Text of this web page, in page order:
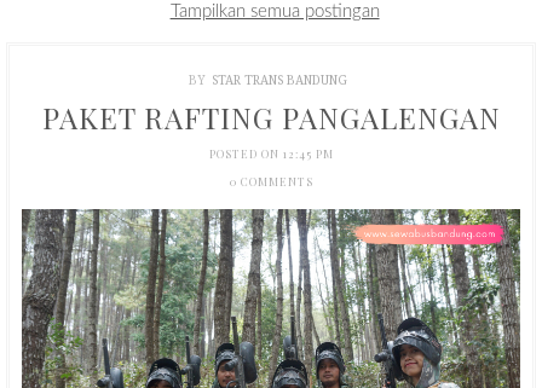
Tampilkan semua postingan
BY STAR TRANS BANDUNG
PAKET RAFTING PANGALENGAN
POSTED ON 12:45 PM
0 COMMENTS